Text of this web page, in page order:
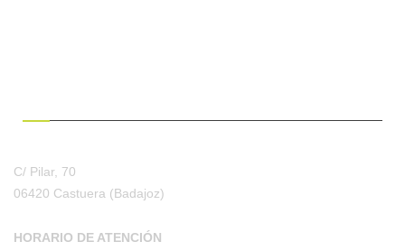
C/ Pilar, 70
06420 Castuera (Badajoz)
HORARIO DE ATENCIÓN